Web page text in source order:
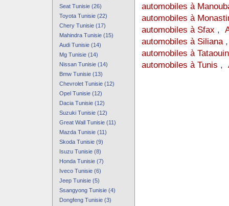
Seat Tunisie (26)
Toyota Tunisie (22)
Chery Tunisie (17)
Mahindra Tunisie (15)
Audi Tunisie (14)
Mg Tunisie (14)
Nissan Tunisie (14)
Bmw Tunisie (13)
Chevrolet Tunisie (12)
Opel Tunisie (12)
Dacia Tunisie (12)
Suzuki Tunisie (12)
Great Wall Tunisie (11)
Mazda Tunisie (11)
Skoda Tunisie (9)
Isuzu Tunisie (8)
Honda Tunisie (7)
Iveco Tunisie (6)
Jeep Tunisie (5)
Ssangyong Tunisie (4)
Dongfeng Tunisie (3)
automobiles à
automobiles à
automobiles à Sfax ,
automobiles à Siliana
automobiles à
automobiles à Tunis ,